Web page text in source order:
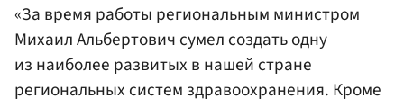
«За время работы региональным министром
Михаил Альбертович сумел создать одну
из наиболее развитых в нашей стране
региональных систем здравоохранения. Кроме